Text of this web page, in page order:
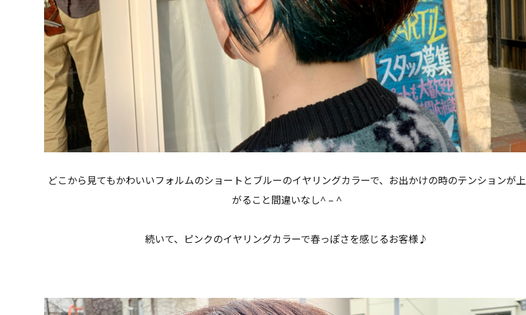
どこから見てもかわいいフォルムのショートとブルーのイヤリングカラーで、お出かけの時のテンションが上
がること間違いなし^ – ^
続いて、ピンクのイヤリングカラーで春っぽさを感じるお客様♪